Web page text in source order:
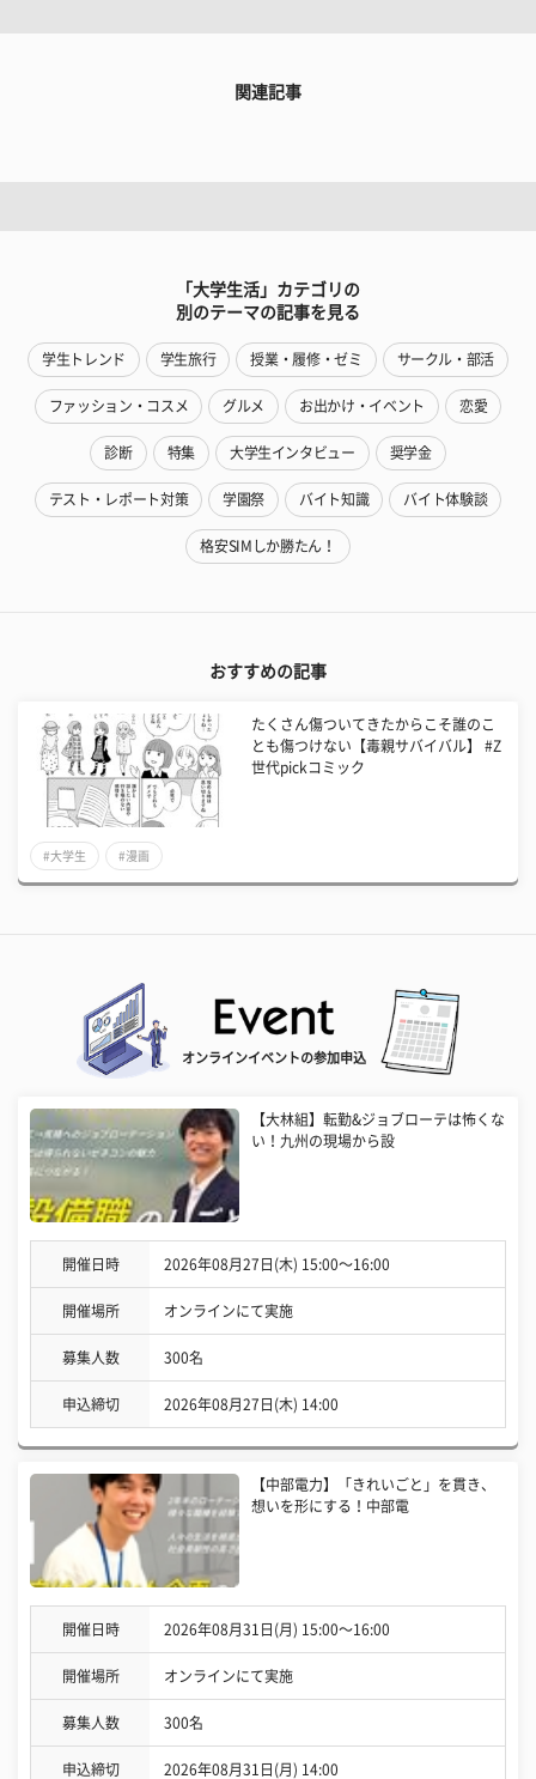
関連記事
「大学生活」カテゴリの
別のテーマの記事を見る
学生トレンド 学生旅行 授業・履修・ゼミ サークル・部活
ファッション・コスメ グルメ お出かけ・イベント 恋愛
診断 特集 大学生インタビュー 奨学金
テスト・レポート対策 学園祭 バイト知識 バイト体験談
格安SIMしか勝たん！
おすすめの記事
たくさん傷ついてきたからこそ誰のこ
とも傷つけない【毒親サバイバル】 #Z
世代pickコミック
#大学生 #漫画
オンラインイベントの参加申込
【大林組】転勤&ジョブローテは怖くな
い！九州の現場から設
開催日時 2026年08月27日(木) 15:00〜16:00
開催場所 オンラインにて実施
募集人数 300名
申込締切 2026年08月27日(木) 14:00
【中部電力】「きれいごと」を貫き、
想いを形にする！中部電
開催日時 2026年08月31日(月) 15:00〜16:00
開催場所 オンラインにて実施
募集人数 300名
申込締切 2026年08月31日(月) 14:00